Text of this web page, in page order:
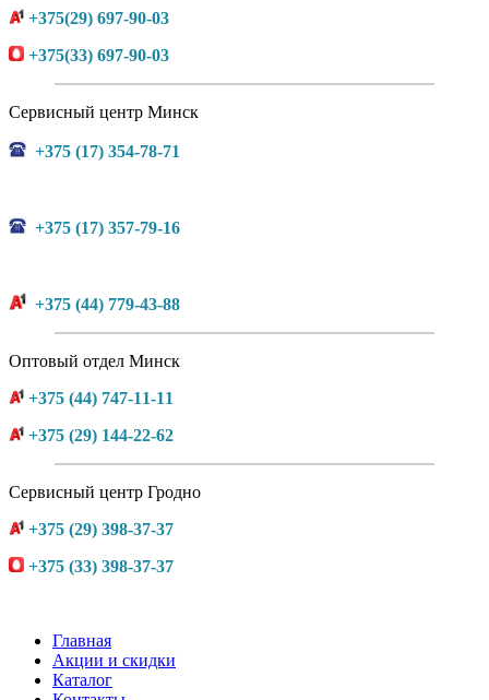
+375(29) 697-90-03
+375(33) 697-90-03
Сервисный центр Минск
+375 (17) 354-78-71
+375 (17) 357-79-16
+375 (44) 779-43-88
Оптовый отдел Минск
+375 (44) 747-11-11
+375 (29) 144-22-62
Сервисный центр Гродно
+375 (29) 398-37-37
+375 (33) 398-37-37
Главная
Акции и скидки
Каталог